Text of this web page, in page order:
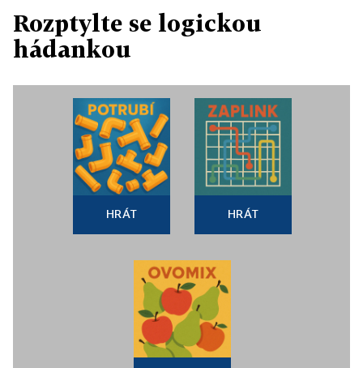
Rozptylte se logickou
hádankou
HRÁT HRÁT